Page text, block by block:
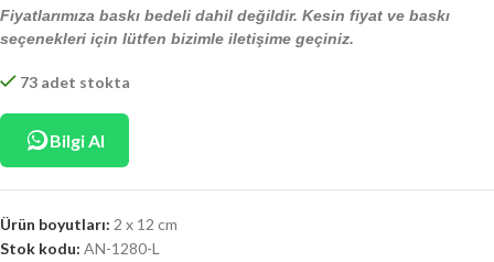
Fiyatlarımıza baskı bedeli dahil değildir. Kesin fiyat ve baskı
seçenekleri için lütfen bizimle iletişime geçiniz.
73 adet stokta
Bilgi Al
Ürün boyutları: 2 x 12 cm
Stok kodu: AN-1280-L